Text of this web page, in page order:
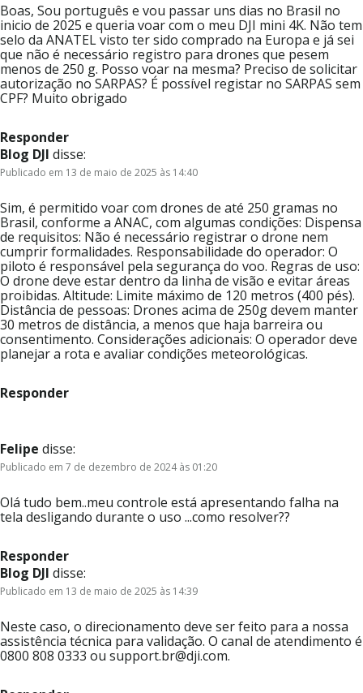
Boas, Sou português e vou passar uns dias no Brasil no
inicio de 2025 e queria voar com o meu DJI mini 4K. Não tem
selo da ANATEL visto ter sido comprado na Europa e já sei
que não é necessário registro para drones que pesem
menos de 250 g. Posso voar na mesma? Preciso de solicitar
autorização no SARPAS? É possível registar no SARPAS sem
CPF? Muito obrigado
Responder
Blog DJI disse:
Publicado em 13 de maio de 2025 às 14:40
Sim, é permitido voar com drones de até 250 gramas no
Brasil, conforme a ANAC, com algumas condições: Dispensa
de requisitos: Não é necessário registrar o drone nem
cumprir formalidades. Responsabilidade do operador: O
piloto é responsável pela segurança do voo. Regras de uso:
O drone deve estar dentro da linha de visão e evitar áreas
proibidas. Altitude: Limite máximo de 120 metros (400 pés).
Distância de pessoas: Drones acima de 250g devem manter
30 metros de distância, a menos que haja barreira ou
consentimento. Considerações adicionais: O operador deve
planejar a rota e avaliar condições meteorológicas.
Responder
Felipe disse:
Publicado em 7 de dezembro de 2024 às 01:20
Olá tudo bem..meu controle está apresentando falha na
tela desligando durante o uso ...como resolver??
Responder
Blog DJI disse:
Publicado em 13 de maio de 2025 às 14:39
Neste caso, o direcionamento deve ser feito para a nossa
assistência técnica para validação. O canal de atendimento é
0800 808 0333 ou support.br@dji.com.